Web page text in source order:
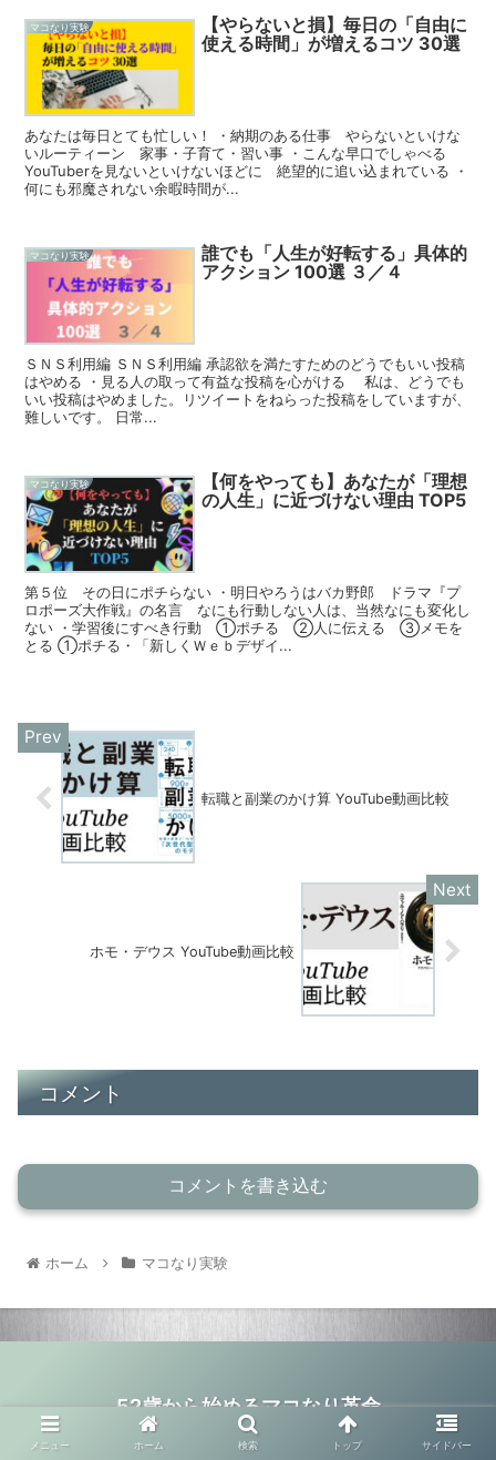
マコなり実験
【やらないと損】毎日の「自由に
使える時間」が増えるコツ 30選
あなたは毎日とても忙しい！ ・納期のある仕事 やらないといけな
いルーティーン 家事・子育て・習い事 ・こんな早口でしゃべる
YouTuberを見ないといけないほどに 絶望的に追い込まれている ・
何にも邪魔されない余暇時間が...
マコなり実験
誰でも「人生が好転する」具体的
アクション 100選 ３／４
ＳＮＳ利用編 ＳＮＳ利用編 承認欲を満たすためのどうでもいい投稿
はやめる ・見る人の取って有益な投稿を心がける 私は、どうでも
いい投稿はやめました。リツイートをねらった投稿をしていますが、
難しいです。 日常...
マコなり実験
【何をやっても】あなたが「理想
の人生」に近づけない理由 TOP5
第５位 その日にポチらない ・明日やろうはバカ野郎 ドラマ『プ
ロポーズ大作戦』の名言 なにも行動しない人は、当然なにも変化し
ない ・学習後にすべき行動 ①ポチる ②人に伝える ③メモを
とる ①ポチる・「新しくＷｅｂデザイ...
転職と副業のかけ算 YouTube動画比較
ホモ・デウス YouTube動画比較
コメント
コメントを書き込む
ホーム マコなり実験
52歳から始めるマコなり革命
© 2020 52歳から始めるマコなり革命.
メニュー ホーム 検索 トップ サイドバー